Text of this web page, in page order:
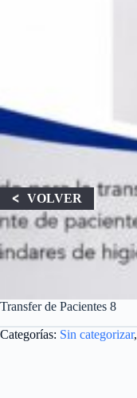
Transfer de Pacientes 8
Categorías: Sin categorizar,
VOLVER